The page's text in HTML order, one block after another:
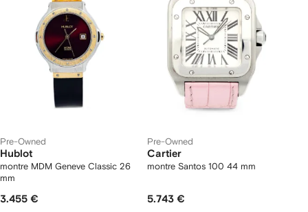
Pre-Owned
Hublot
montre MDM Geneve Classic 26
mm
3.455 €
Pre-Owned
Cartier
montre Santos 100 44 mm
5.743 €